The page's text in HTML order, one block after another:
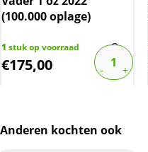
website is inclusief btw.
(100.000 oplage)
1 stuk op voorraad
€175,00
Anderen kochten ook